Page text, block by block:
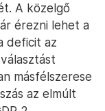
A közelgő
érezni lehet a
deficit az
másfélszerese
az elmúlt